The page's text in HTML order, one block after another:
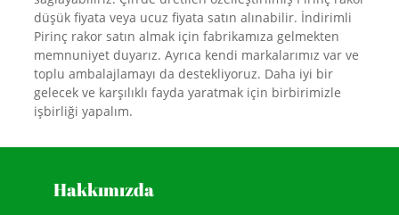
düşük fiyata veya ucuz fiyata satın alınabilir. İndirimli
Pirinç rakor satın almak için fabrikamıza gelmekten
memnuniyet duyarız. Ayrıca kendi markalarımız var ve
toplu ambalajlamayı da destekliyoruz. Daha iyi bir
gelecek ve karşılıklı fayda yaratmak için birbirimizle
işbirliği yapalım.
Hakkımızda